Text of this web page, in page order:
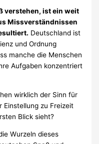
verstehen, ist ein weit
Missverständnissen
Deutschland ist
und Ordnung
manche die Menschen
Aufgaben konzentriert
wirklich der Sinn für
Einstellung zu Freizeit
Blick sieht?
Wurzeln dieses